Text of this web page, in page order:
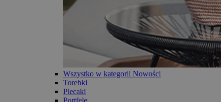
Wszystko w kategorii Nowości
Torebki
Plecaki